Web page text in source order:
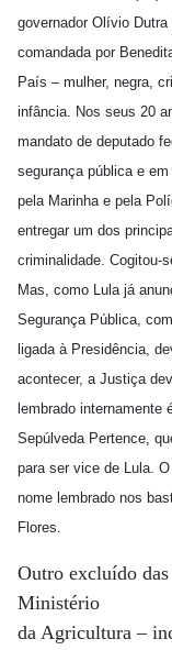
governador Olívio
comandada por
País – mulher, negra,
infância. Nos seus 20
mandato de deputado
segurança pública e
pela Marinha e pela
entregar um dos
criminalidade. Cogitou-
Mas, como Lula já
Segurança Pública,
ligada à Presidência,
acontecer, a Justiça
lembrado internamente
Sepúlveda Pertence,
para ser vice de Lula.
nome lembrado nos
Flores.
Outro excluído
Ministério
da Agricultura –